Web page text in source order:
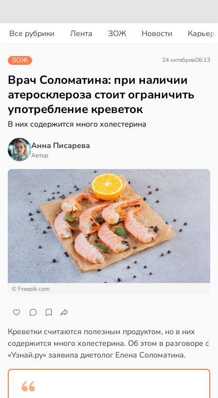
Все рубрики Лента ЗОЖ Новости
в19:49
в 13:55
ЗОЖ 24 октябряв06:13
Врач Соломатина: при наличии
атеросклероза стоит ограничить
употребление креветок
В них содержится много холестерина
Анна Писарева
Автор
© Freepik.com
Креветки считаются полезным продуктом, но в них
содержится много холестерина. Об этом в разговоре с
«Узнай.ру» заявила диетолог Елена Соломатина.
в19:27
в17:21
в16:23